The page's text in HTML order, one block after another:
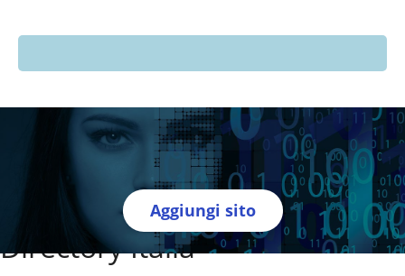
Aggiungi sito
Directory Italia